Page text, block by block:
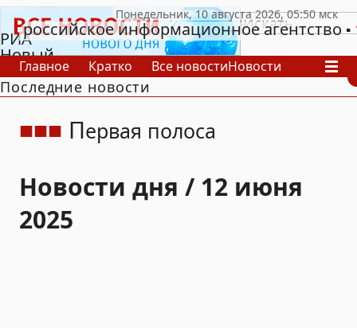
РИА
Новый
День
российское информационное агентство
Главное Кратко Все новостиНовости
В России
В мире
Последние новости
Первая полоса
Новости дня / 12 июня
2025